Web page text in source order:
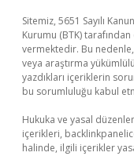
Sitemiz, 5651 Sayılı
Kurumu (BTK)
vermektedir. Bu
veya araştırma
yazdıkları içeriklerin
bu sorumluluğu kabul
Hukuka ve yasal
içerikleri,
halinde, ilgili içerikler